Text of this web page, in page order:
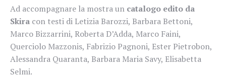
Ad accompagnare la mostra un catalogo edito da
Skira con testi di Letizia Barozzi, Barbara Bettoni,
Marco Bizzarrini, Roberta D’Adda, Marco Faini,
Querciolo Mazzonis, Fabrizio Pagnoni, Ester Pietrobon,
Alessandra Quaranta, Barbara Maria Savy, Elisabetta
Selmi.